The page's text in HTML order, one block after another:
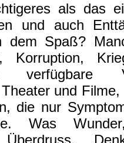
als das
und auch
dem Spaß?
Korruption,
verfügbare
und
die nur
Was